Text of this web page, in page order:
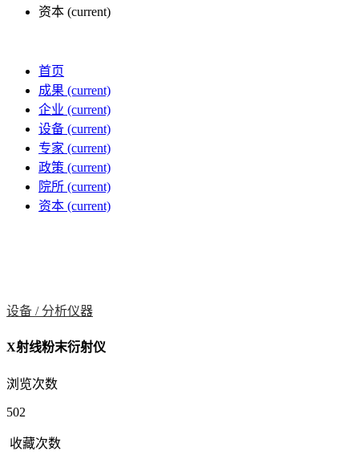
资本 (current)
首页
成果 (current)
企业 (current)
设备 (current)
专家 (current)
政策 (current)
院所 (current)
资本 (current)
设备 / 分析仪器
X射线粉末衍射仪
浏览次数
502
收藏次数